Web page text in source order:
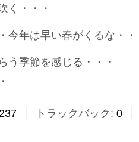
く・・・
今年は早い春がくるな・
う季節を感じる・・・
トラックバック: 0